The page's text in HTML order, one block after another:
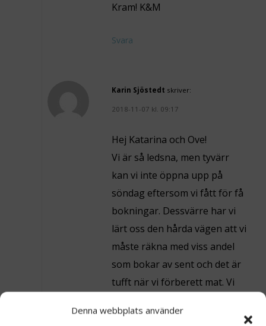
Denna webbplats använder
Kram! K&M
Svara
Karin Sjöstedt skriver:
2018-11-07 kl. 09:17
Hej Katarina och Ove!
Vi är så ledsna, men tyvärr
kan vi inte öppna upp på
söndag eftersom vi fått för få
bokningar. Dessvärre har vi
lärt oss den hårda vägen att vi
måste räkna med viss andel
som bokar av sent och det är
tufft när vi förberett mat. Vi
info tidigare nästa år och